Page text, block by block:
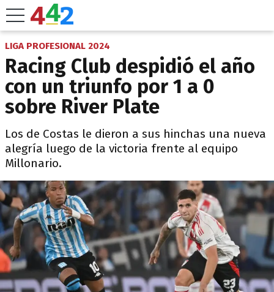
LIGA PROFESIONAL 2024
Racing Club despidió el año
con un triunfo por 1 a 0
sobre River Plate
Los de Costas le dieron a sus hinchas una nueva
alegría luego de la victoria frente al equipo
Millonario.